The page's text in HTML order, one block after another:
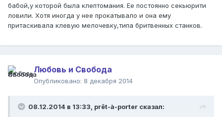
бабой,у которой была клептомания. Ее постоянно секьюрити
ловили. Хотя иногда у нее прокатывало и она ему
притаскивала клевую мелочевку,типа бритвенных станков.
Любовь и Свобода
Опубликовано: 8 декабря 2014
08.12.2014 в 13:33, prêt-à-porter сказал: